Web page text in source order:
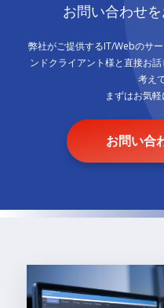
お問い合わせ
弊社がご提供するIT/Webのサ
ンドクライアント様と直接お
考え
まずはお気軽
お問い合